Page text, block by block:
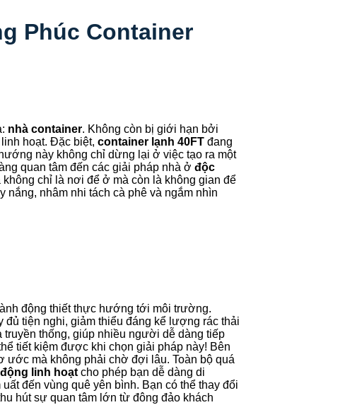
Phúc Container
nhà container. Không còn bị giới hạn bởi
hoạt. Đặc biệt, container lạnh 40FT đang
này không chỉ dừng lại ở việc tạo ra một
quan tâm đến các giải pháp nhà ở độc
chỉ là nơi để ở mà còn là không gian để
nhâm nhi tách cà phê và ngắm nhìn
động thiết thực hướng tới môi trường.
tiện nghi, giảm thiểu đáng kể lượng rác thải
truyền thống, giúp nhiều người dễ dàng tiếp
tiết kiệm được khi chọn giải pháp này! Bên
ước mà không phải chờ đợi lâu. Toàn bộ quá
linh hoạt cho phép bạn dễ dàng di
đến vùng quê yên bình. Bạn có thể thay đổi
hút sự quan tâm lớn từ đông đảo khách